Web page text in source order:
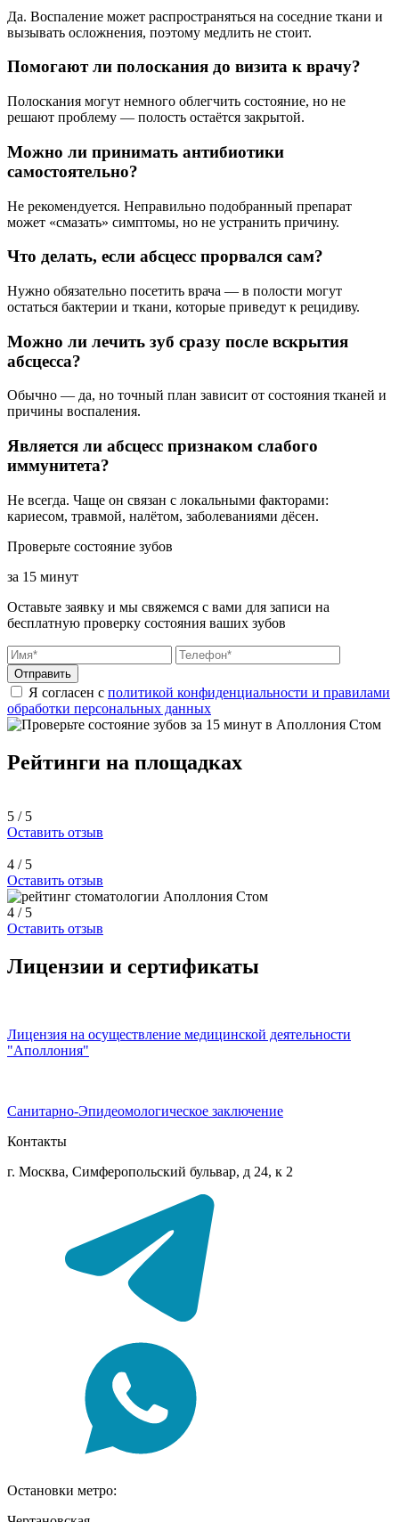
Да. Воспаление может распространяться на соседние ткани и
вызывать осложнения, поэтому медлить не стоит.
Помогают ли полоскания до визита к врачу?
Полоскания могут немного облегчить состояние, но не
решают проблему — полость остаётся закрытой.
Можно ли принимать антибиотики
самостоятельно?
Не рекомендуется. Неправильно подобранный препарат
может «смазать» симптомы, но не устранить причину.
Что делать, если абсцесс прорвался сам?
Нужно обязательно посетить врача — в полости могут
остаться бактерии и ткани, которые приведут к рецидиву.
Можно ли лечить зуб сразу после вскрытия
абсцесса?
Обычно — да, но точный план зависит от состояния тканей и
причины воспаления.
Является ли абсцесс признаком слабого
иммунитета?
Не всегда. Чаще он связан с локальными факторами:
кариесом, травмой, налётом, заболеваниями дёсен.
Проверьте состояние зубов
за 15 минут
Оставьте заявку и мы свяжемся с вами для записи на
бесплатную проверку состояния ваших зубов
Отправить
Я согласен с политикой конфиденциальности и правилами
обработки персональных данных
Рейтинги на площадках
5 / 5
Оставить отзыв
4 / 5
Оставить отзыв
4 / 5
Оставить отзыв
Лицензии и сертификаты
Лицензия на осуществление медицинской деятельности
"Аполлония"
Санитарно-Эпидеомологическое заключение
Контакты
г. Москва, Симферопольский бульвар, д 24, к 2
Остановки метро: